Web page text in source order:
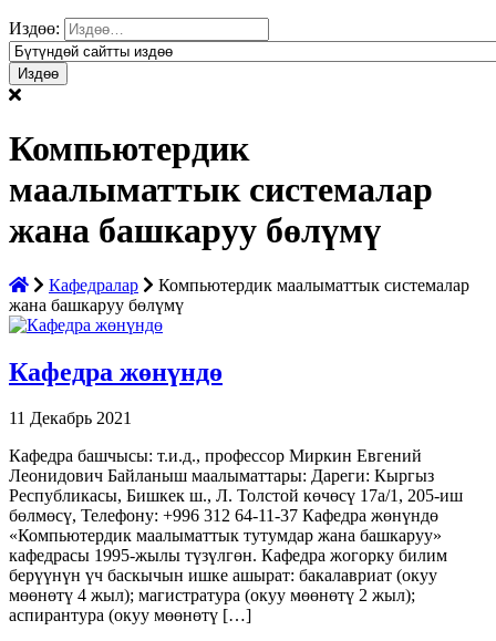
Издөө:
Компьютердик
маалыматтык системалар
жана башкаруу бөлүмү
Кафедралар
Компьютердик маалыматтык системалар
жана башкаруу бөлүмү
Кафедра жөнүндө
11 Декабрь 2021
Кафедра башчысы: т.и.д., профессор Миркин Евгений
Леонидович Байланыш маалыматтары: Дареги: Кыргыз
Республикасы, Бишкек ш., Л. Толстой көчөсү 17а/1, 205-иш
бөлмөсү, Телефону: +996 312 64-11-37 Кафедра жөнүндө
«Компьютердик маалыматтык тутумдар жана башкаруу»
кафедрасы 1995-жылы түзүлгөн. Кафедра жогорку билим
берүүнүн үч баскычын ишке ашырат: бакалавриат (окуу
мөөнөтү 4 жыл); магистратура (окуу мөөнөтү 2 жыл);
аспирантура (окуу мөөнөтү […]